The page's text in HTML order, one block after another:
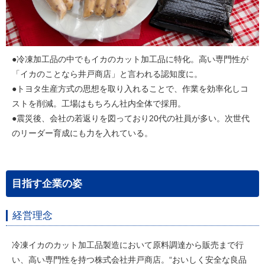
●冷凍加工品の中でもイカのカット加工品に特化。高い専門性が
「イカのことなら井戸商店」と言われる認知度に。
●トヨタ生産方式の思想を取り入れることで、作業を効率化しコ
ストを削減。工場はもちろん社内全体で採用。
●震災後、会社の若返りを図っており20代の社員が多い。次世代
のリーダー育成にも力を入れている。
目指す企業の姿
経営理念
冷凍イカのカット加工品製造において原料調達から販売まで行
い、高い専門性を持つ株式会社井戸商店。“おいしく安全な良品